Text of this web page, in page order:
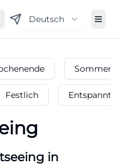
Deutsch
Festlich Entspannt
in